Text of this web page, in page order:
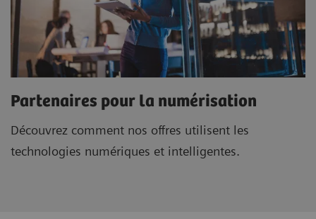
Partenaires pour la numérisation
Découvrez comment nos offres utilisent les
technologies numériques et intelligentes.